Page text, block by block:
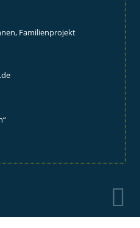
Familienprojekt